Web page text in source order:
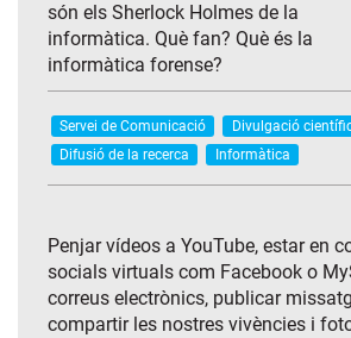
són els Sherlock Holmes de la
informàtica. Què fan? Què és la
informàtica forense?
Servei de Comunicació
Divulgació
Difusió de la recerca
Informàtica
Penjar vídeos a YouTube, estar en
socials virtuals com Facebook o
correus electrònics, publicar
compartir les nostres vivències i